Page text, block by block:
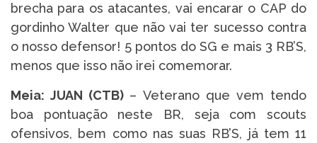
brecha para os atacantes, vai encarar o CAP do
gordinho Walter que não vai ter sucesso contra
o nosso defensor! 5 pontos do SG e mais 3 RB’S,
menos que isso não irei comemorar.
Meia: JUAN (CTB) – Veterano que vem tendo
boa pontuação neste BR, seja com scouts
ofensivos, bem como nas suas RB’S, já tem 11